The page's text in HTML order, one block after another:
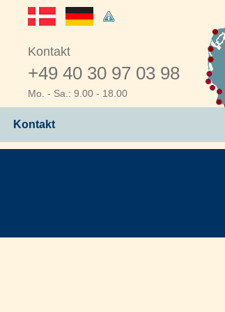
Kontakt
+49 40 30 97 03 98
Mo. - Sa.: 9.00 - 18.00
Kontakt